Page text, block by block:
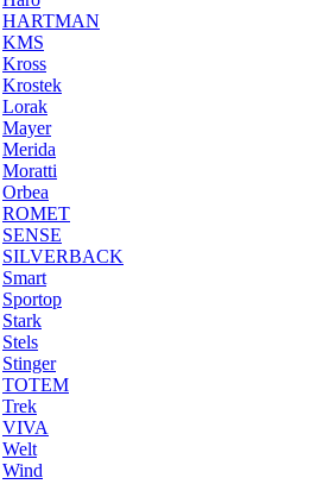
HARTMAN
KMS
Kross
Krostek
Lorak
Mayer
Merida
Moratti
Orbea
ROMET
SENSE
SILVERBACK
Smart
Sportop
Stark
Stels
Stinger
TOTEM
Trek
VIVA
Welt
Wind